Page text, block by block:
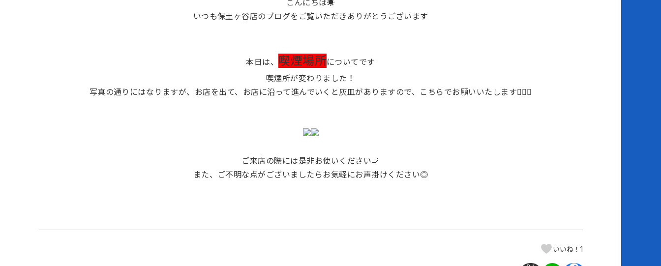
こんにちは☀️
いつも保土ヶ谷店のブログをご覧いただきありがとうございます
本日は、 喫煙場所についてです
喫煙所が変わりました！
写真の通りにはなりますが、お店を出て、お店に沿って進んでいくと灰皿がありますので、こちらでお願いいたします🙇🏻‍♀️
ご来店の際には是非お使いください🚬
また、ご不明な点がございましたらお気軽にお声掛けください◎
いいね！ 1